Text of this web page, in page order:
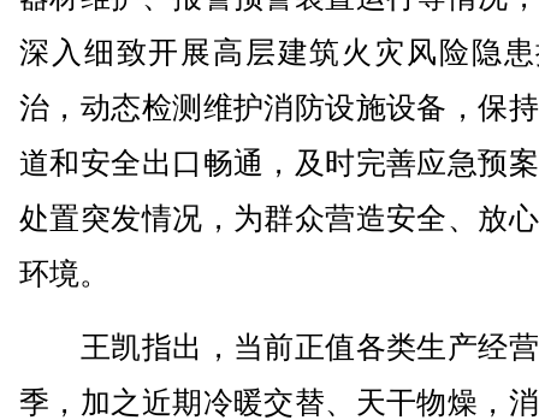
深入细致开展高层建筑火灾风险隐
治，动态检测维护消防设施设备，保
道和安全出口畅通，及时完善应急预
处置突发情况，为群众营造安全、放
环境。
王凯指出，当前正值各类生产经
季，加之近期冷暖交替、天干物燥，